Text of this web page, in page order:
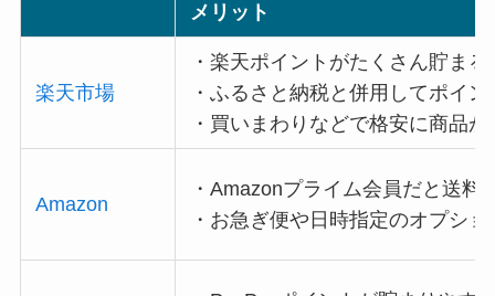
メリット
楽天市場
・楽天ポイントがたくさん貯まる
・ふるさと納税と併用してポイ
・買いまわりなどで格安に商品
Amazon
・Amazonプライム会員だと送料
・お急ぎ便や日時指定のオプショ